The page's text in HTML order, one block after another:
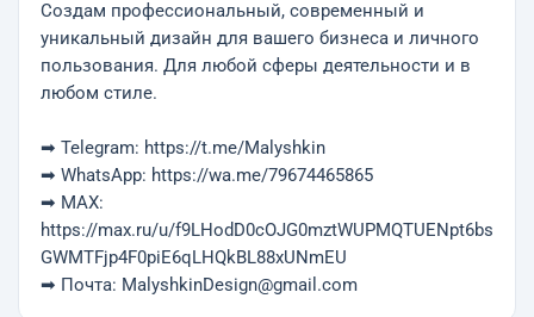
Создам профессиональный, современный и
уникальный дизайн для вашего бизнеса и личного
пользования. Для любой сферы деятельности и в
любом стиле.
➡ Telegram: https://t.me/Malyshkin
➡ WhatsApp: https://wa.me/79674465865
➡ MAX:
https://max.ru/u/f9LHodD0cOJG0mztWUPMQTUENpt6bs
GWMTFjp4F0piE6qLHQkBL88xUNmEU
➡ Почта: MalyshkinDesign@gmail.com